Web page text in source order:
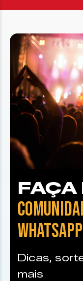
FAÇA
WHATSAPP
Dicas,
mais